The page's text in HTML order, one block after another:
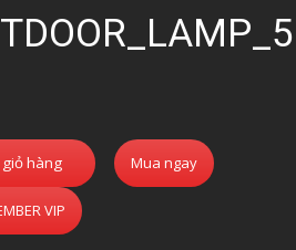
hàng Mua ngay
VIP